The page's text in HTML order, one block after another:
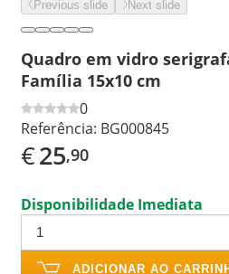
Previous slide Next slide
Quadro em vidro
Família 15x10 cm
0
Referência: BG000845
€25,90
Disponibilidade Imediata
ADICIONAR AO